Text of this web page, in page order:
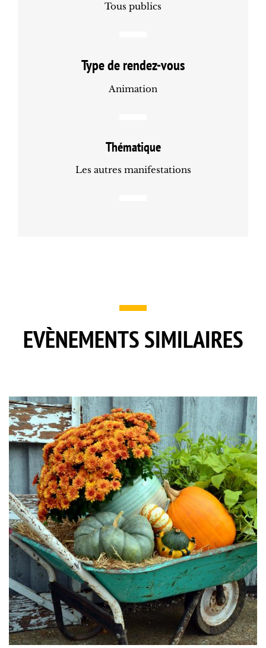
Tous publics
Type de rendez-vous
Animation
Thématique
Les autres manifestations
EVÈNEMENTS SIMILAIRES